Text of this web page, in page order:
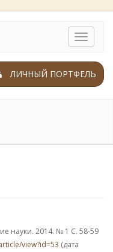
Toggle
ЛИЧНЫЙ ПОРТФЕЛЬ
науки. 2014. № 1 С. 58-59
view?id=53 (дата